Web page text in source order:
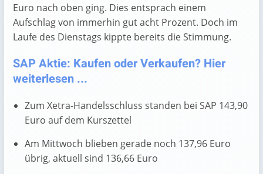
Euro nach oben ging. Dies entsprach einem
Aufschlag von immerhin gut acht Prozent. Doch im
Laufe des Dienstags kippte bereits die Stimmung.
SAP Aktie: Kaufen oder Verkaufen? Hier
weiterlesen ...
Zum Xetra-Handelsschluss standen bei SAP 143,90
Euro auf dem Kurszettel
Am Mittwoch blieben gerade noch 137,96 Euro
übrig, aktuell sind 136,66 Euro